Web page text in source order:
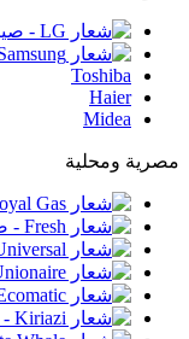
Toshiba
Haier
Midea
مصرية ومحلية